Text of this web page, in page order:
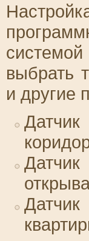
выбрать
и другие
Датчик